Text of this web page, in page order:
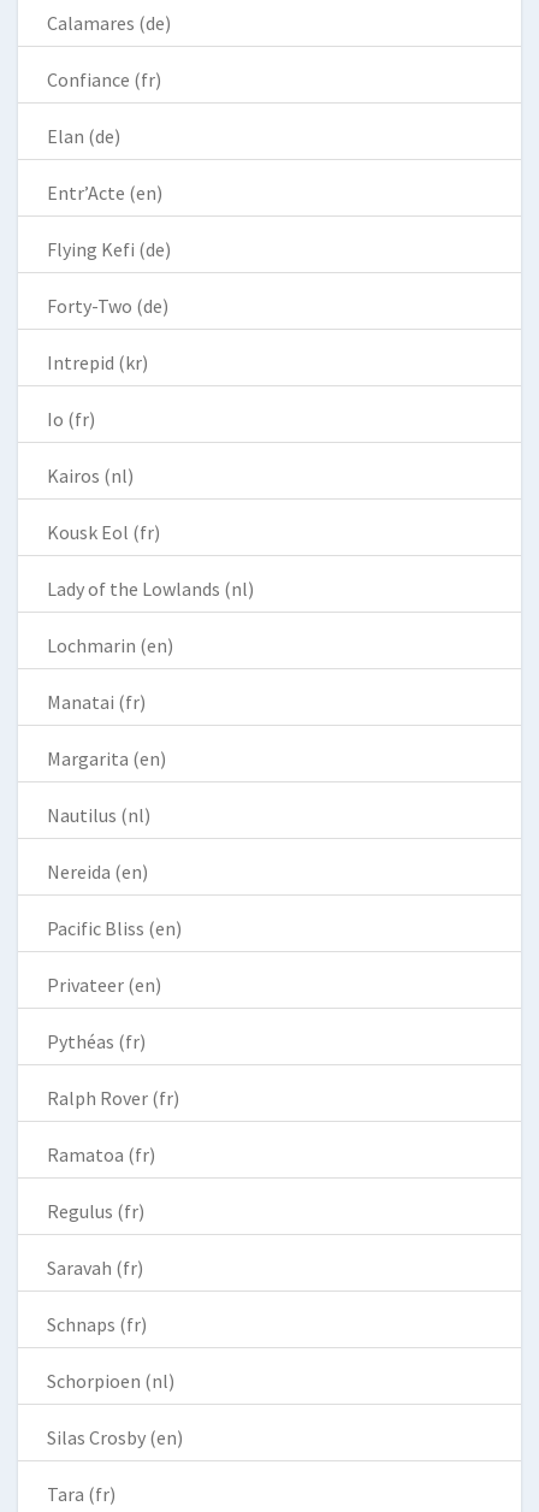
Calamares (de)
Confiance (fr)
Elan (de)
Entr’Acte (en)
Flying Kefi (de)
Forty-Two (de)
Intrepid (kr)
Io (fr)
Kairos (nl)
Kousk Eol (fr)
Lady of the Lowlands (nl)
Lochmarin (en)
Manatai (fr)
Margarita (en)
Nautilus (nl)
Nereida (en)
Pacific Bliss (en)
Privateer (en)
Pythéas (fr)
Ralph Rover (fr)
Ramatoa (fr)
Regulus (fr)
Saravah (fr)
Schnaps (fr)
Schorpioen (nl)
Silas Crosby (en)
Tara (fr)